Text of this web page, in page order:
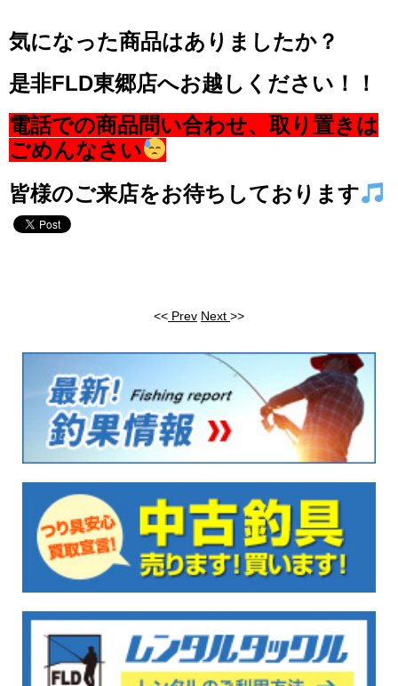
気になった商品はありましたか？
是非FLD東郷店へお越しください！！
電話での商品問い合わせ、取り置きは
ごめんなさい
皆様のご来店をお待ちしております
<< Prev Next >>